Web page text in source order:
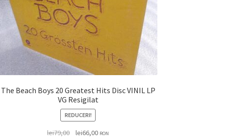
The Beach Boys 20 Greatest Hits Disc VINIL LP
VG Resigilat
REDUCERI!
lei79,00 lei66,00 RON